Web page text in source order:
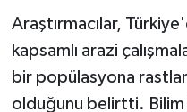
Araştırmacılar,
kapsamlı arazi
bir popülasyona
olduğunu belirtti. Bilim